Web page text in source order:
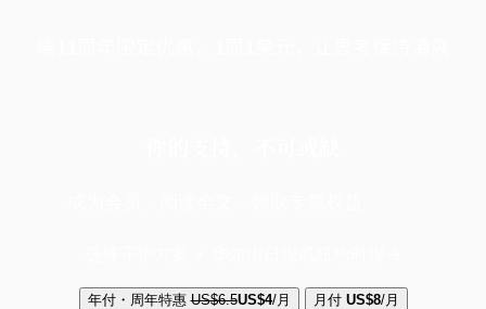
年付・周年特惠 US$6.5US$4/月 月付 US$8/月